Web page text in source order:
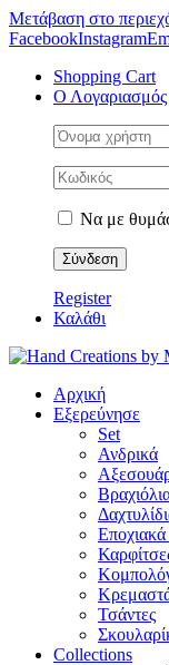
Μετάβαση στο
FacebookInstagram
Shopping Cart
Ο
Να με
Register
Καλάθι
Αρχική
Εξερεύνησε
Set
Ανδρικά
Τσάντες
Collections